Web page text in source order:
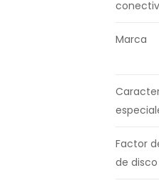
Marca
Factor
de